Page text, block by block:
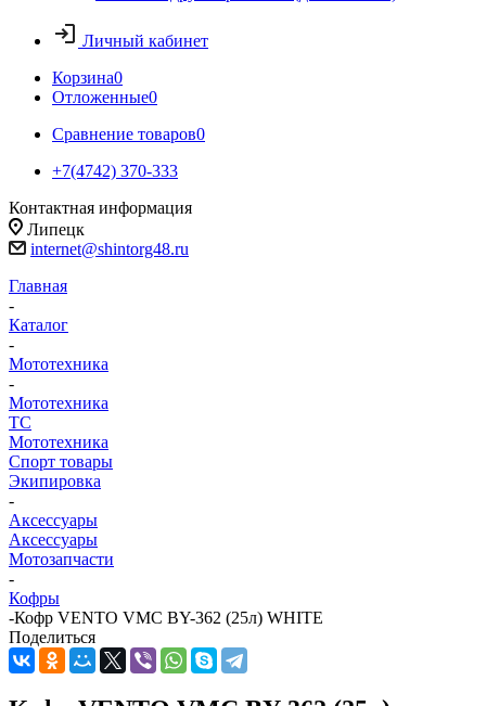
Личный кабинет
Корзина0
Отложенные0
Сравнение товаров0
+7(4742) 370-333
Контактная информация
Липецк
internet@shintorg48.ru
Главная
-
Каталог
-
Мототехника
-
Мототехника
ТС
Мототехника
Спорт товары
Экипировка
-
Аксессуары
Аксессуары
Мотозапчасти
-
Кофры
-Кофр VENTO VMC BY-362 (25л) WHITE
Поделиться